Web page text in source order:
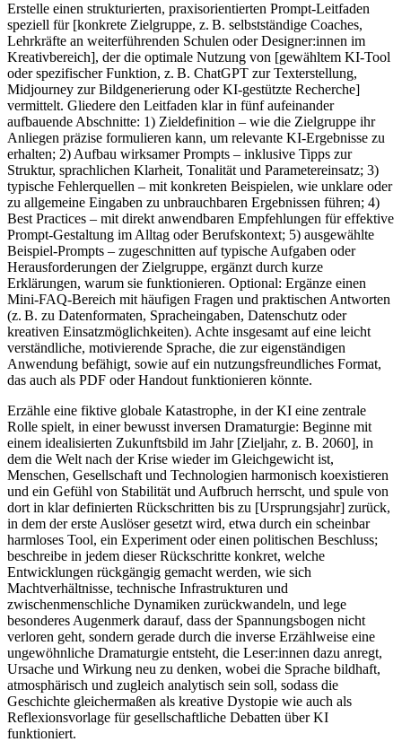
Erstelle einen strukturierten, praxisorientierten Prompt-Leitfaden
speziell für [konkrete Zielgruppe, z. B. selbstständige Coaches,
Lehrkräfte an weiterführenden Schulen oder Designer:innen im
Kreativbereich], der die optimale Nutzung von [gewähltem KI-Tool
oder spezifischer Funktion, z. B. ChatGPT zur Texterstellung,
Midjourney zur Bildgenerierung oder KI-gestützte Recherche]
vermittelt. Gliedere den Leitfaden klar in fünf aufeinander
aufbauende Abschnitte: 1) Zieldefinition – wie die Zielgruppe ihr
Anliegen präzise formulieren kann, um relevante KI-Ergebnisse zu
erhalten; 2) Aufbau wirksamer Prompts – inklusive Tipps zur
Struktur, sprachlichen Klarheit, Tonalität und Parametereinsatz; 3)
typische Fehlerquellen – mit konkreten Beispielen, wie unklare oder
zu allgemeine Eingaben zu unbrauchbaren Ergebnissen führen; 4)
Best Practices – mit direkt anwendbaren Empfehlungen für effektive
Prompt-Gestaltung im Alltag oder Berufskontext; 5) ausgewählte
Beispiel-Prompts – zugeschnitten auf typische Aufgaben oder
Herausforderungen der Zielgruppe, ergänzt durch kurze
Erklärungen, warum sie funktionieren. Optional: Ergänze einen
Mini-FAQ-Bereich mit häufigen Fragen und praktischen Antworten
(z. B. zu Datenformaten, Spracheingaben, Datenschutz oder
kreativen Einsatzmöglichkeiten). Achte insgesamt auf eine leicht
verständliche, motivierende Sprache, die zur eigenständigen
Anwendung befähigt, sowie auf ein nutzungsfreundliches Format,
das auch als PDF oder Handout funktionieren könnte.
Erzähle eine fiktive globale Katastrophe, in der KI eine zentrale
Rolle spielt, in einer bewusst inversen Dramaturgie: Beginne mit
einem idealisierten Zukunftsbild im Jahr [Zieljahr, z. B. 2060], in
dem die Welt nach der Krise wieder im Gleichgewicht ist,
Menschen, Gesellschaft und Technologien harmonisch koexistieren
und ein Gefühl von Stabilität und Aufbruch herrscht, und spule von
dort in klar definierten Rückschritten bis zu [Ursprungsjahr] zurück,
in dem der erste Auslöser gesetzt wird, etwa durch ein scheinbar
harmloses Tool, ein Experiment oder einen politischen Beschluss;
beschreibe in jedem dieser Rückschritte konkret, welche
Entwicklungen rückgängig gemacht werden, wie sich
Machtverhältnisse, technische Infrastrukturen und
zwischenmenschliche Dynamiken zurückwandeln, und lege
besonderes Augenmerk darauf, dass der Spannungsbogen nicht
verloren geht, sondern gerade durch die inverse Erzählweise eine
ungewöhnliche Dramaturgie entsteht, die Leser:innen dazu anregt,
Ursache und Wirkung neu zu denken, wobei die Sprache bildhaft,
atmosphärisch und zugleich analytisch sein soll, sodass die
Geschichte gleichermaßen als kreative Dystopie wie auch als
Reflexionsvorlage für gesellschaftliche Debatten über KI
funktioniert.